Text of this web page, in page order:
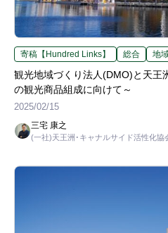
寄稿【Hundred Links】 総合 地
観光地域づくり法人(DMO)と天王
の観光商品組成に向けて～
2025/02/15
三宅 康之
(一社)天王洲･キャナルサイド活性化協